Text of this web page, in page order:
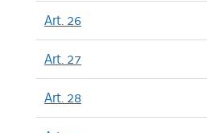
Art. 26
Art. 27
Art. 28